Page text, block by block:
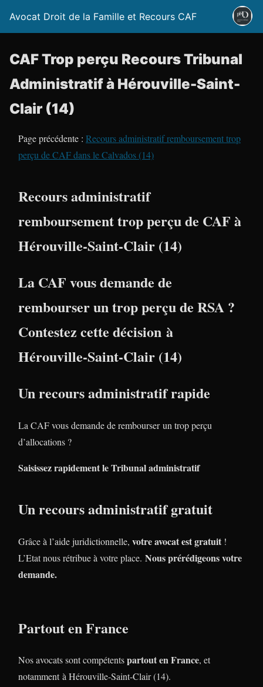
Avocat Droit de la Famille et Recours CAF
CAF Trop perçu Recours Tribunal
Administratif à Hérouville-Saint-
Clair (14)
Page précédente : Recours administratif remboursement trop
perçu de CAF dans le Calvados (14)
Recours administratif
remboursement trop perçu de CAF à
Hérouville-Saint-Clair (14)
La CAF vous demande de
rembourser un trop perçu de RSA ?
Contestez cette décision à
Hérouville-Saint-Clair (14)
Un recours administratif rapide
La CAF vous demande de rembourser un trop perçu
d’allocations ?
Saisissez rapidement le Tribunal administratif
Un recours administratif gratuit
Grâce à l’aide juridictionnelle, votre avocat est gratuit !
L’Etat nous rétribue à votre place. Nous prérédigeons votre
demande.
Partout en France
Nos avocats sont compétentspartout en France, et
notamment à Hérouville-Saint-Clair (14).